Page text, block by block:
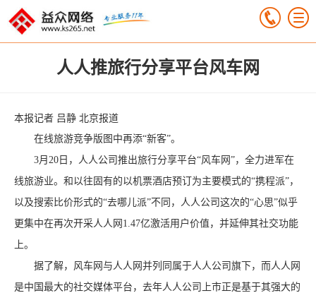
人人推旅行分享平台风车网
本报记者 吕静 北京报道
在线旅游竞争版图中再添“新客”。
3月20日，人人公司推出旅行分享平台“风车网”，全力进军在
线旅游业。和以往固有的以机票酒店预订为主要模式的“携程派”，
以及搜索比价形式的“去哪儿派”不同，人人公司这次的“心思”似乎
更集中在再次开采人人网1.47亿激活用户价值，并延伸其社交功能
上。
据了解，风车网与人人网并列同属于人人公司旗下，而人人网
是中国最大的社交媒体平台，去年人人公司上市正是基于其强大的